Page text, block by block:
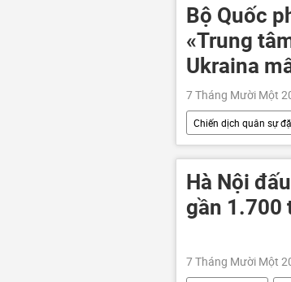
Bộ Quốc
«Trung
Ukraina
7 Tháng Mười Một
Chiến dịch quân sự
Cuộc khủng hoảng ở
xung đột quân sự
Hà Nội
gần 1.700
7 Tháng Mười Một